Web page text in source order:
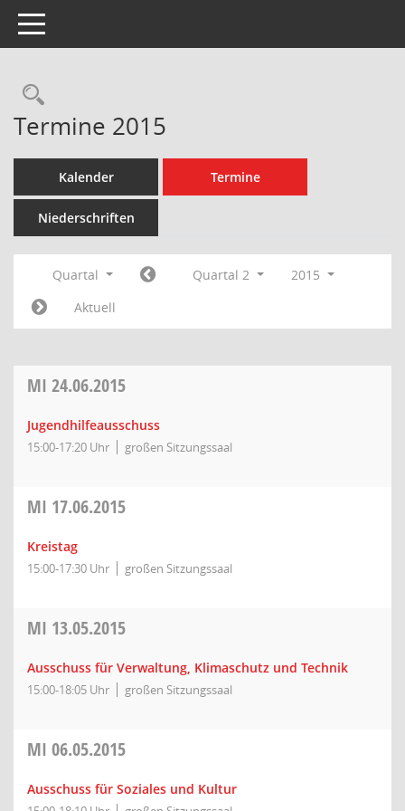
Toggle navigation
Rechercheauswahl
Termine 2015
Kalender Termine
Niederschriften
Quartal Quartal 2
2015
Aktuell
MI 24.06.2015
Jugendhilfeausschuss
15:00-17:20 Uhr großen Sitzungssaal
MI 17.06.2015
Kreistag
15:00-17:30 Uhr großen Sitzungssaal
MI 13.05.2015
Ausschuss für Verwaltung, Klimaschutz und Technik
15:00-18:05 Uhr großen Sitzungssaal
MI 06.05.2015
Ausschuss für Soziales und Kultur